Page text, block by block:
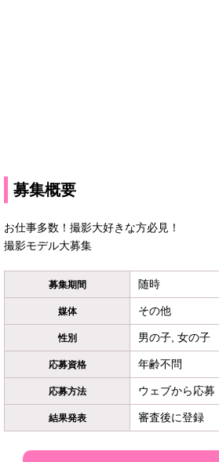
募集概要
お仕事多数！撮影大好きな方必見！
撮影モデル大募集
募集期間 随時
媒体 その他
性別 男の子, 女の子
応募資格 年齢不問
応募方法 ウェブから応募
結果発表 審査後に登録